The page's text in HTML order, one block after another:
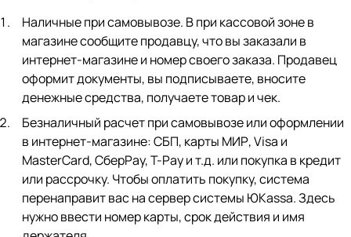
Наличные при самовывозе. В при кассовой зоне в
магазине сообщите продавцу, что вы заказали в
интернет-магазине и номер своего заказа. Продавец
оформит документы, вы подписываете, вносите
денежные средства, получаете товар и чек.
Безналичный расчет при самовывозе или оформлении
в интернет-магазине: СБП, карты МИР, Visa и
MasterCard, СберPay, Т-Pay и т.д. или покупка в кредит
или рассрочку. Чтобы оплатить покупку, система
перенаправит вас на сервер системы ЮKassa. Здесь
нужно ввести номер карты, срок действия и имя